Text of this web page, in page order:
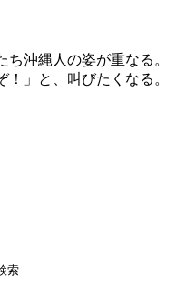
沖縄人の姿が重なる。
！」と、叫びたくなる。